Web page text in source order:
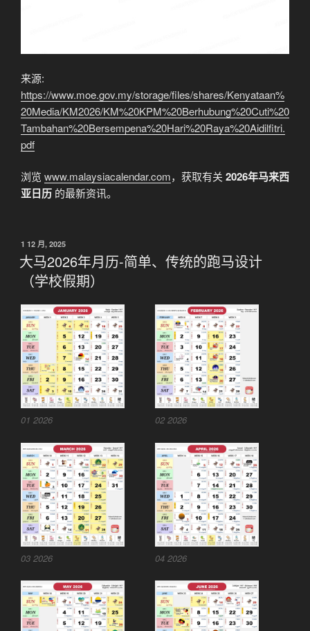
来源:
https://www.moe.gov.my/storage/files/shares/Kenyataan%
20Media/KM2026/KM%20KPM%20Berhubung%20Cuti%20
Tambahan%20Bersempena%20Hari%20Raya%20Aidilfitri.
pdf
浏览 www.malaysiacalendar.com，获取有关 2026年马来西
亚日历 的最新资讯。
发
布
于
1 12 月, 2025
大马2026年月历-简单、传统的跑马设计
（学校假期）
01 2026 02 2026
03 2026 04 2026